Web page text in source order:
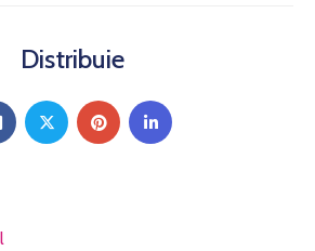
Distribuie